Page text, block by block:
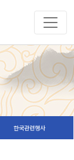
한국관련행사